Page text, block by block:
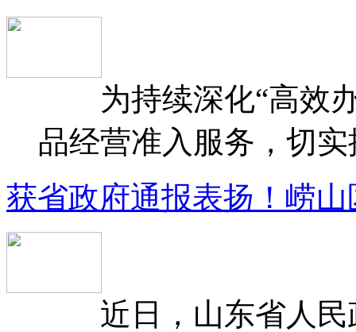
为持续深化“高效办
品经营准入服务，切
获省政府通报表扬！崂
近日，山东省人民